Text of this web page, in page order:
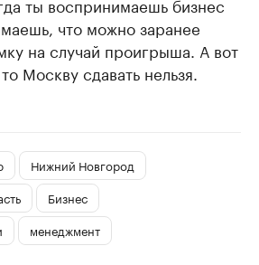
что можно заранее
на случай проигрыша. А вот
Москву сдавать нельзя.
Нижний Новгород
Бизнес
менеджмент